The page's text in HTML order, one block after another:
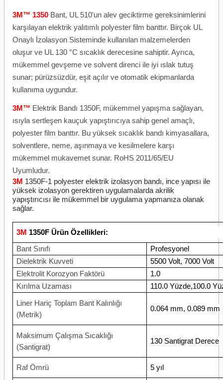
3M™ 1350 Bant, UL 510'un alev geciktirme gereksinimlerini
karşılayan elektrik yalıtımlı polyester film banttır. Birçok UL
Onaylı İzolasyon Sisteminde kullanılan malzemelerden
oluşur ve UL 130 °C sıcaklık derecesine sahiptir. Ayrıca,
mükemmel gevşeme ve solvent direnci ile iyi ıslak tutuş
sunar; pürüzsüzdür, eşit açılır ve otomatik ekipmanlarda
kullanıma uygundur.
3M™ Elektrik Bandı 1350F, mükemmel yapışma sağlayan,
ısıyla sertleşen kauçuk yapıştırıcıya sahip genel amaçlı,
polyester film banttır. Bu yüksek sıcaklık bandı kimyasallara,
solventlere, neme, aşınmaya ve kesilmelere karşı
mükemmel mukavemet sunar. RoHS 2011/65/EU
Uyumludur.
3M 1350F-1 polyester elektrik izolasyon bandı, ince yapısı ile
yüksek izolasyon gerektiren uygulamalarda akrilik
yapıştırıcısı ile mükemmel bir uygulama yapmanıza olanak
sağlar.
3M 1350F Ürün Özellikleri:
Bant Sınıfı
Profesyonel
Dielektrik Kuvveti
5500 Volt, 7000 Volt
Elektrolit Korozyon Faktörü
1.0
Kırılma Uzaması
110.0 Yüzde,100.0
Liner Hariç Toplam Bant Kalınlığı
(Metrik)
0.064 mm, 0.089 mm
Maksimum Çalışma Sıcaklığı
(Santigrat)
130 Santigrat Derece
Raf Ömrü 5 yıl